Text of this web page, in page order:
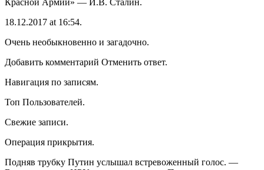
18.12.2017 at 16:54.
Очень необыкновенно и загадочно.
Добавить комментарий Отменить ответ.
Навигация по записям.
Toп Пользователей.
Свежие записи.
Операция прикрытия.
Подняв трубку Путин услышал встревоженный голос. —